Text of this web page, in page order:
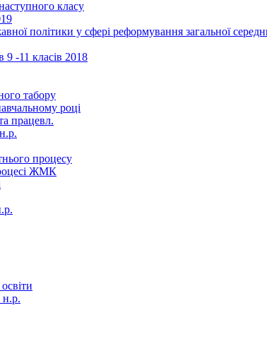
класу
політики у сфері реформування загальної
-11 класів 2018
табору
році
працевл.
процесу
ЖМК
н.р.